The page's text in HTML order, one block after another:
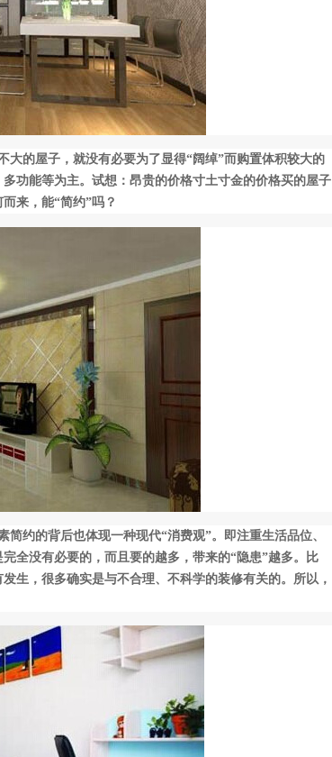
的屋子，就没有必要为了显得“阔绰”而购置体积较大的
功能等为主。试想：昂贵的价格寸土寸金的价格买的屋子
来，能“简约”吗？
约的背后也体现一种现代“消费观”。即注重生活品位、
全没有必要的，而且要的越多，带来的“隐患”越多。比
生，很多确实是与不合理、不科学的装修有关的。所以，